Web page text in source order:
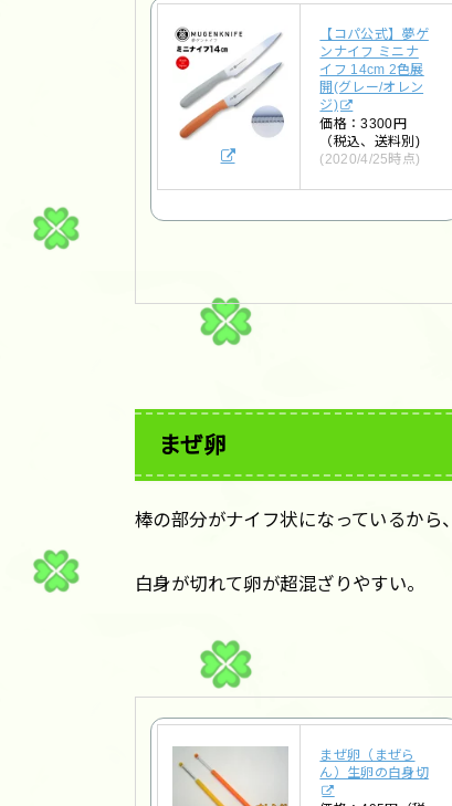
【コパ公式】夢ゲ
ンナイフ ミニナ
イフ 14cm 2色展
開(グレー/オレン
ジ)
価格：3300円
（税込、送料別)
(2020/4/25時点)
まぜ卵
棒の部分がナイフ状になっているから、
白身が切れて卵が超混ざりやすい。
まぜ卵（まぜら
ん）生卵の白身切